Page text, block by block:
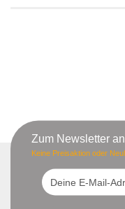
Zum Newsletter
Keine Preisaktion oder